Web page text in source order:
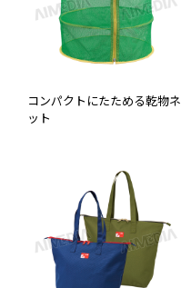
コンパクトにたためる乾物ネ
ット